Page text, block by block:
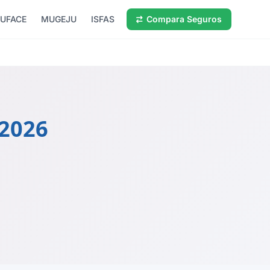
MUGEJU ISFAS Compara Seguros